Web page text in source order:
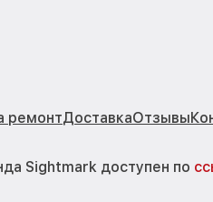
ремонтДоставкаОтзывы
Sightmark доступен по